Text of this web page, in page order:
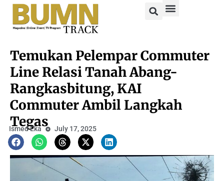
Temukan Pelempar Commuter
Line Relasi Tanah Abang-
Rangkasbitung, KAI
Commuter Ambil Langkah
Tegas
Ismed Eka July 17, 2025